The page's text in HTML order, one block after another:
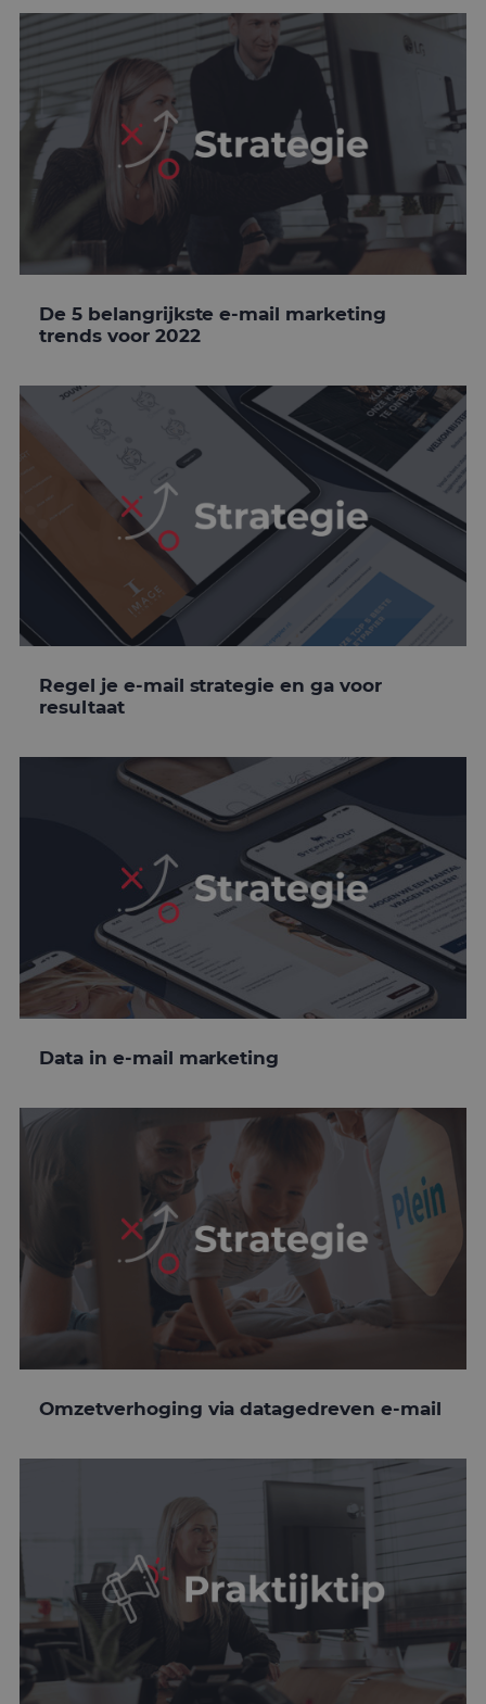
De 5 belangrijkste e-mail marketing
trends voor 2022
Regel je e-mail strategie en ga voor
resultaat
Data in e-mail marketing
Omzetverhoging via datagedreven e-mail